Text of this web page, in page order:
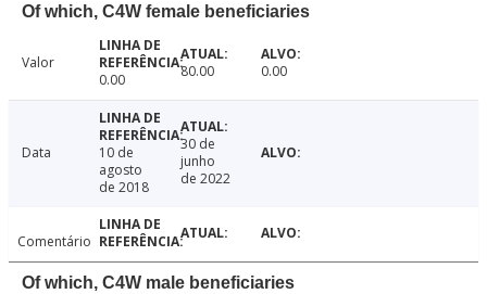
Of which, C4W female beneficiaries
Valor
0.00
80.00 0.00
Data
10 de
agosto
de 2018
30 de
junho
de 2022
Comentário
Of which, C4W male beneficiaries